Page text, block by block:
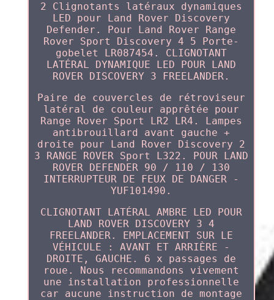
2 Clignotants latéraux dynamiques
LED pour Land Rover Discovery
Defender. Pour Land Rover Range
Rover Sport Discovery 4 5 Porte-
gobelet LR087454. CLIGNOTANT
LATÉRAL DYNAMIQUE LED POUR LAND
ROVER DISCOVERY 3 FREELANDER.
Paire de couvercles de rétroviseur
latéral de couleur apprêtée pour
Range Rover Sport LR2 LR4. Lampes
antibrouillard avant gauche +
droite pour Land Rover Discovery 2
3 RANGE ROVER Sport L322. POUR LAND
ROVER DEFENDER 90 / 110 / 130
INTERRUPTEUR DE FEUX DE DANGER -
YUF101490.
CLIGNOTANT LATÉRAL AMBRE LED POUR
LAND ROVER DISCOVERY 3 4
FREELANDER. EMPLACEMENT SUR LE
VÉHICULE : AVANT ET ARRIÈRE -
DROITE, GAUCHE. 6 x passages de
roue. Nous recommandons vivement
une installation professionnelle
car aucune instruction de montage